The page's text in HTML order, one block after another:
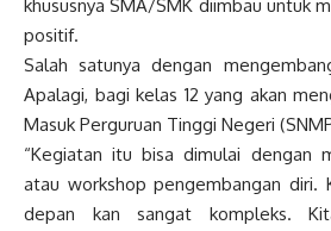
khususnya SMA/SMK diimbau untuk
positif.
Salah satunya dengan
Apalagi, bagi kelas 12 yang akan
Masuk Perguruan Tinggi Negeri
“Kegiatan itu bisa dimulai dengan
atau workshop pengembangan diri.
depan kan sangat kompleks.